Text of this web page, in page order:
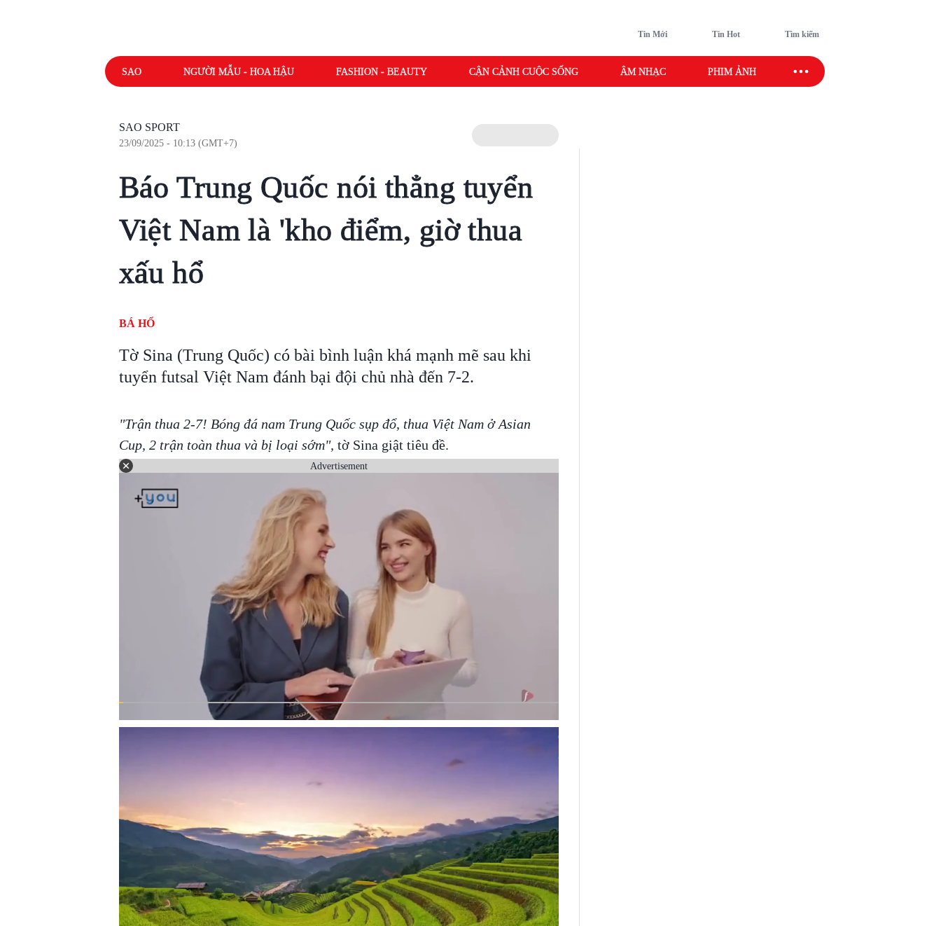
Tin Mới Tin Hot Tìm kiếm
SAO NGƯỜI MẪU - HOA HẬU FASHION - BEAUTY CẬN CẢNH CUỘC SỐNG ÂM NHẠC PHIM ẢNH SAO SPORT
SAO SPORT
23/09/2025 - 10:13 (GMT+7)
Báo Trung Quốc nói thẳng tuyển
Việt Nam là 'kho điểm, giờ thua
xấu hổ
BÁ HỔ
Tờ Sina (Trung Quốc) có bài bình luận khá mạnh mẽ sau khi
tuyển futsal Việt Nam đánh bại đội chủ nhà đến 7-2.
"Trận thua 2-7! Bóng đá nam Trung Quốc sụp đổ, thua Việt Nam ở Asian
Cup, 2 trận toàn thua và bị loại sớm", tờ Sina giật tiêu đề.
Advertisement